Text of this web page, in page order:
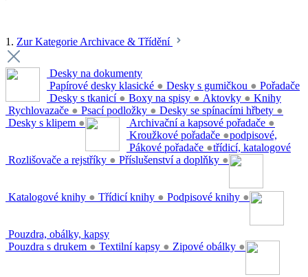
1. Zur Kategorie Archivace & Třídění
Desky na dokumenty
Papírové desky klasické ● Desky s gumičkou ●
Desky s tkanicí ● Boxy na spisy ● Aktovky ●
Rychlovazače ● Psací podložky ● Desky se spínacími hřbety ●
Desky s klipem ●
Pořadače
Archivační a kapsové pořadače ●
Kroužkové pořadače ●
Pákové pořadače ●
Rozlišovače a rejstříky ● Příslušenství a doplňky ●
Knihy
podpisové,
třídicí, katalogové
Katalogové knihy ● Třídicí knihy ● Podpisové knihy ●
Pouzdra, obálky, kapsy
Pouzdra s drukem ● Textilní kapsy ● Zipové obálky ●